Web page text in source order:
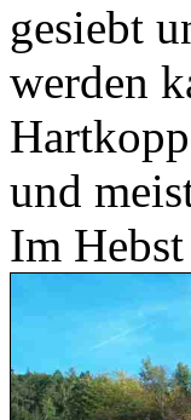
gesiebt
werden
und
Im